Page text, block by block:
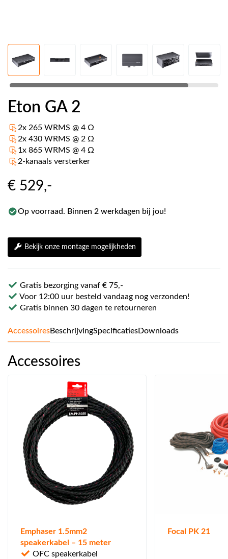
Eton GA 2
2x 265 WRMS @ 4 Ω
2x 430 WRMS @ 2 Ω
1x 865 WRMS @ 4 Ω
2-kanaals versterker
€ 529,-
Op voorraad. Binnen 2 werkdagen bij jou!
Bekijk onze montage mogelijkheden
Gratis bezorging vanaf € 75,-
Voor 12:00 uur besteld vandaag nog verzonden!
Gratis binnen 30 dagen te retourneren
AccessoiresBeschrijvingSpecificatiesDownloads
Accessoires
Emphaser 1.5mm2
speakerkabel – 15 meter
OFC speakerkabel
Focal PK 21